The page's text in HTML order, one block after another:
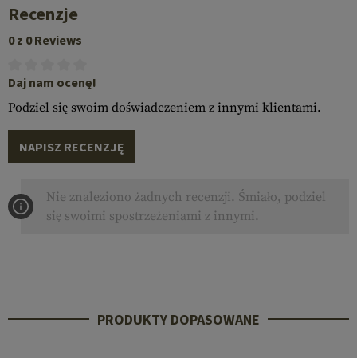
Recenzje
0 z 0 Reviews
Daj nam ocenę!
Podziel się swoim doświadczeniem z innymi klientami.
NAPISZ RECENZJĘ
Nie znaleziono żadnych recenzji. Śmiało, podziel
się swoimi spostrzeżeniami z innymi.
PRODUKTY DOPASOWANE